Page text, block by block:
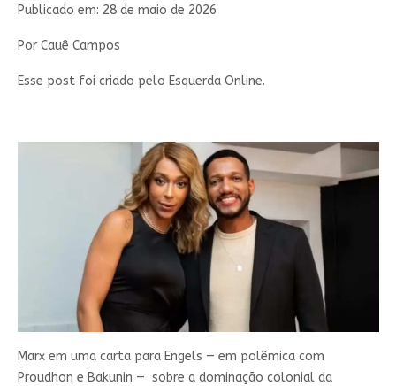
Publicado em: 28 de maio de 2026
Por Cauê Campos
Esse post foi criado pelo Esquerda Online.
Marx em uma carta para Engels — em polêmica com
Proudhon e Bakunin — sobre a dominação colonial da